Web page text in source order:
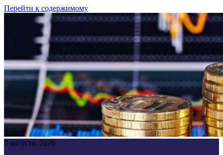
Перейти к содержимому
7 августа, 2026